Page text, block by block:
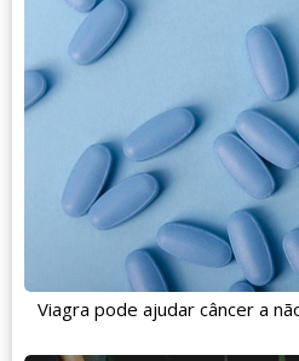
Viagra pode ajudar câncer a